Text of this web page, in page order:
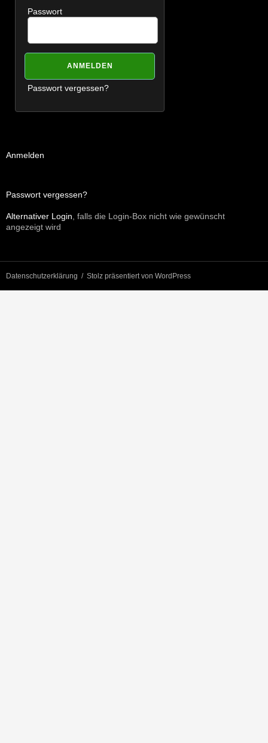
Passwort
Passwort vergessen?
Anmelden
Passwort vergessen?
Alternativer Login , falls die Login-Box nicht wie gewünscht
angezeigt wird
Datenschutzerklärung Stolz präsentiert von WordPress